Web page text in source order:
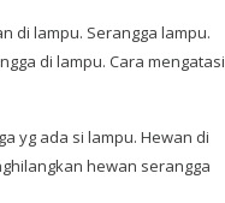
di lampu. Serangga lampu.
di lampu. Cara mengatasi
yg ada si lampu. Hewan di
hewan serangga